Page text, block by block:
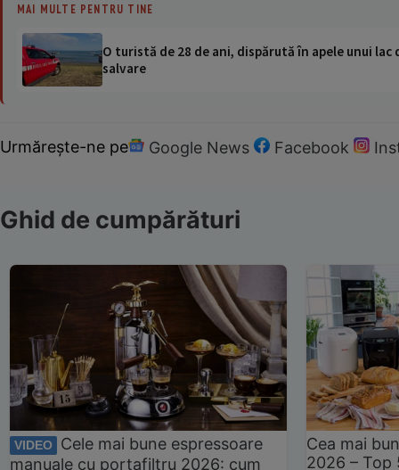
MAI MULTE PENTRU TINE
O turistă de 28 de ani, dispărută în apele unui
salvare
Urmărește-ne pe Google News Facebook
Ghid de cumpărături
VIDEO
Cele mai bune espressoare
manuale cu portafiltru 2026: cum
Cea mai
2026 –